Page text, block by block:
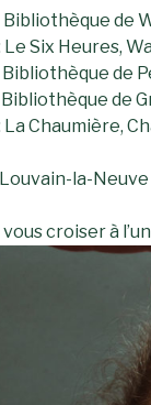
Bibliothèque de
Le Six Heures,
Bibliothèque de
Bibliothèque de
La Chaumière,
Louvain-la-Neuve
croiser à